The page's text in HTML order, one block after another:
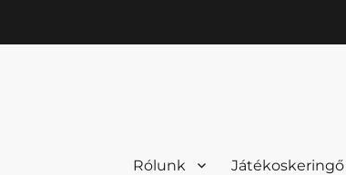
Rólunk Játékoskeringő